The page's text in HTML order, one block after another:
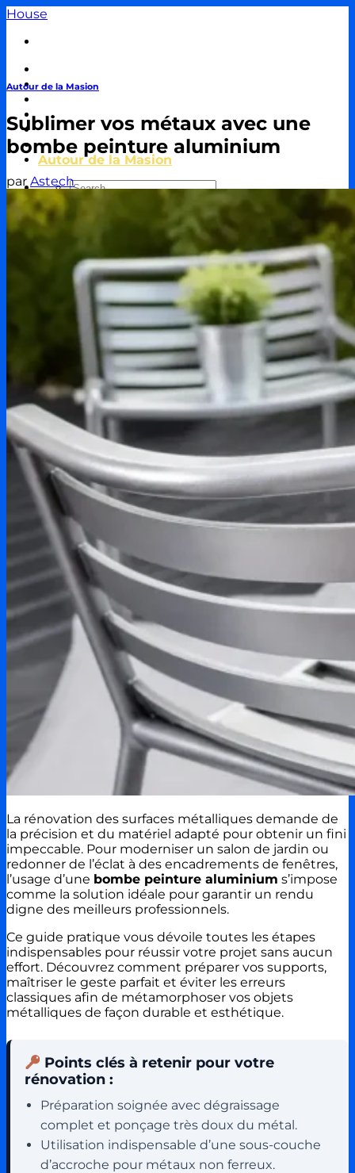
Passer
contenu
House
Piscine
Décoration & Aménagement
Énergie
Immobilier & Crédit
Autour de la Masion
Autour de la Masion
Sublimer vos métaux avec une
bombe peinture aluminium
par Astech
La rénovation des surfaces métalliques demande de
la précision et du matériel adapté pour obtenir un fini
impeccable. Pour moderniser un salon de jardin ou
redonner de l’éclat à des encadrements de fenêtres,
l’usage d’une bombe peinture aluminium s’impose
comme la solution idéale pour garantir un rendu
digne des meilleurs professionnels.
Ce guide pratique vous dévoile toutes les étapes
indispensables pour réussir votre projet sans aucun
effort. Découvrez comment préparer vos supports,
maîtriser le geste parfait et éviter les erreurs
classiques afin de métamorphoser vos objets
métalliques de façon durable et esthétique.
Points clés à retenir pour votre
rénovation :
Préparation soignée avec dégraissage
complet et ponçage très doux du métal.
Utilisation indispensable d’une sous-couche
d’accroche pour métaux non ferreux.